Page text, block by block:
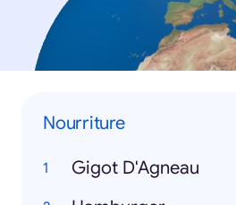
Nourriture
Gigot D'Agneau